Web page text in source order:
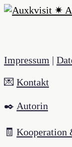
Impressum |
💌 Kontakt
✒️ Autorin
🧾 Kooperation